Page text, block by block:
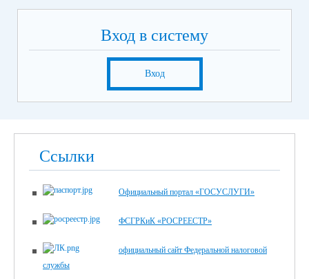
Вход в систему
Вход
Ссылки
Официальный портал «ГОСУСЛУГИ»
ФСГРКиК «РОСРЕЕСТР»
официальный сайт Федеральной налоговой
службы